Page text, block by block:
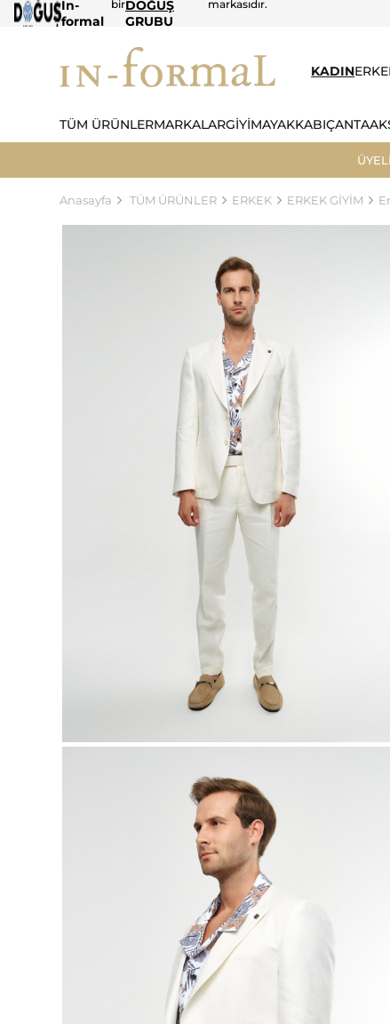
In-
formal
birDOĞUŞ
GRUBU
markasıdır.
KADIN
TÜM ÜRÜNLERMARKALARGİYİMAYAKKABIÇANTA
Anasayfa TÜM ÜRÜNLER ERKEK ERKEK GİYİM